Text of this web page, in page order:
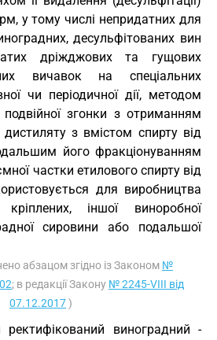
у тому числі непридатних для
десульфітованих вин
дріжджових та гущових
вичавок на спеціальних
чи періодичної дії, методом
згонки з отриманням
дистиляту з вмістом спирту від
його фракціонуванням
частки етилового спирту від
для виробництва
іншої виноробної
сировини або подальшої
абзацом згідно із Законом №
; в редакції Закону № 2245-VIII від
07.12.2017)
ректифікований виноградний -